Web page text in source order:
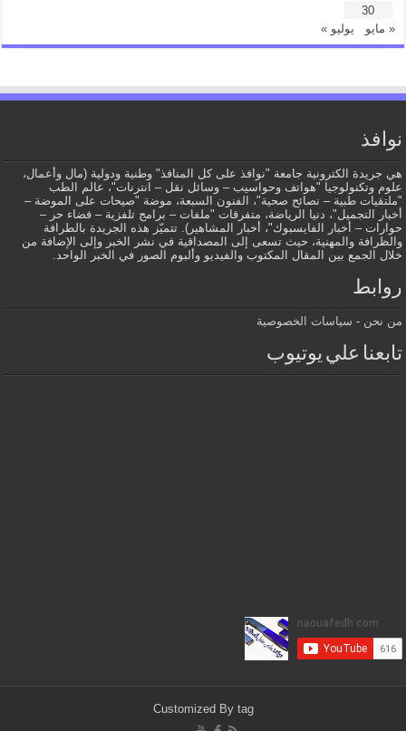
30
« مايو
يوليو »
نوافذ
هي جريدة الكترونية جامعة "نوافذ على كل المنافذ" وطنية ودولية (مال وأعمال،
علوم وتكنولوجيا "هواتف وحواسيب – وسائل نقل – انترنات"، عالم الطب
"ملتقيات طبية – نصائح صحية"، الفنون السبعة، موضة "صيحات على الموضة –
أخبار التجميل"، دنيا الرياضة، متفرقات "ملفات – برامج تلفزية – فضاء حر –
حوارات – أخبار الفايسبوك"، أخبار المشاهير). تتميّز هذه الجريدة بالطرافة
والظرافة والمهنية، حيث تسعى إلى المصداقية في نشر الخبر وإلى الإضافة من
خلال الجمع بين المقال المكتوب والفيديو وألبوم الصور في الخبر الواحد.
روابط
من نحن - سياسات الخصوصية
تابعنا علي يوتيوب
Customized By tag